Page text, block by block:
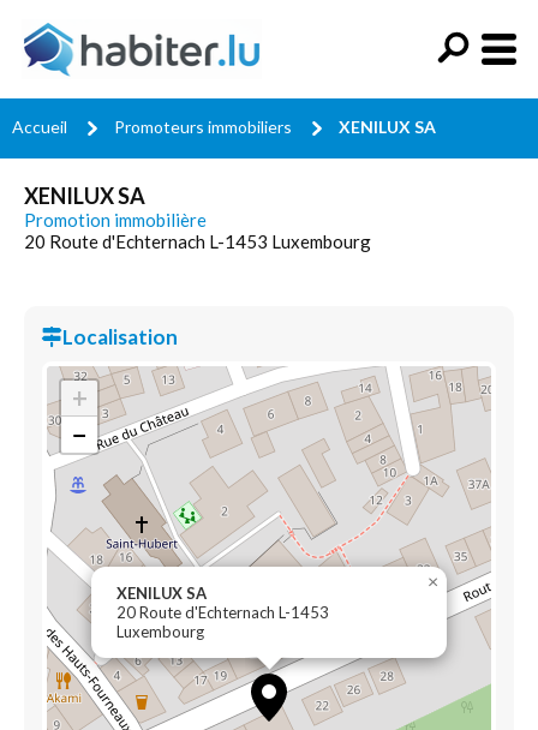
Accueil Promoteurs immobiliers XENILUX SA
XENILUX SA
Promotion immobilière
20 Route d'Echternach L-1453 Luxembourg
Localisation
XENILUX SA
20 Route d'Echternach L-1453
Luxembourg
×
+
−